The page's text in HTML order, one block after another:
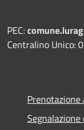
PEC:
Centralino Unico: